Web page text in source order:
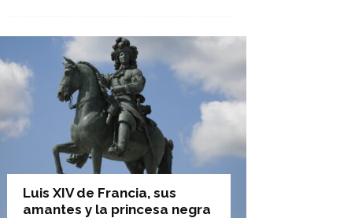
Luis XIV de Francia, sus
amantes y la princesa negra